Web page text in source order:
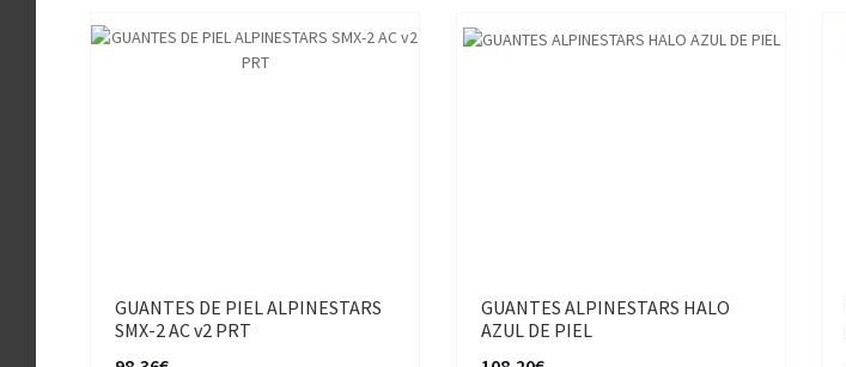
GUANTES DE PIEL ALPINESTARS
SMX-2 AC v2 PRT
GUANTES ALPINESTARS HALO
AZUL DE PIEL